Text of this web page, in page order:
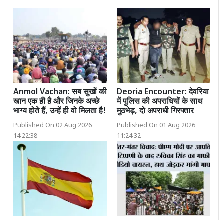
Anmol Vachan: सब सुखों की
खान एक ही है और जिनके अच्छे
भाग्य होते हैं, उन्हें ही वो मिलता है!
Published On 02 Aug 2026
14:22:38
Deoria Encounter: देवरिया
में पुलिस की अपराधियों के साथ
मुठभेड़, दो अपराधी गिरफ्तार
Published On 01 Aug 2026
11:24:32